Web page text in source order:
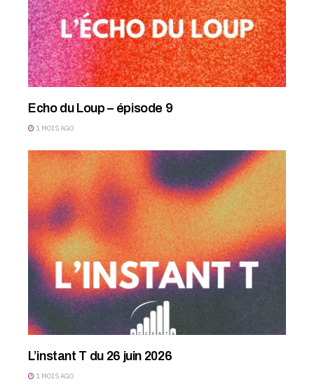
Echo du Loup – épisode 9
1 MOIS AGO
L’instant T du 26 juin 2026
1 MOIS AGO